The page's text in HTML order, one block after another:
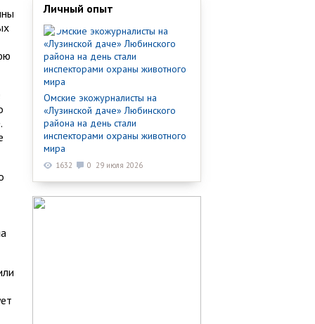
Личный опыт
Омские экожурналисты на
«Лузинской даче» Любинского
района на день стали
инспекторами охраны животного
мира
1632 0 29 июля 2026